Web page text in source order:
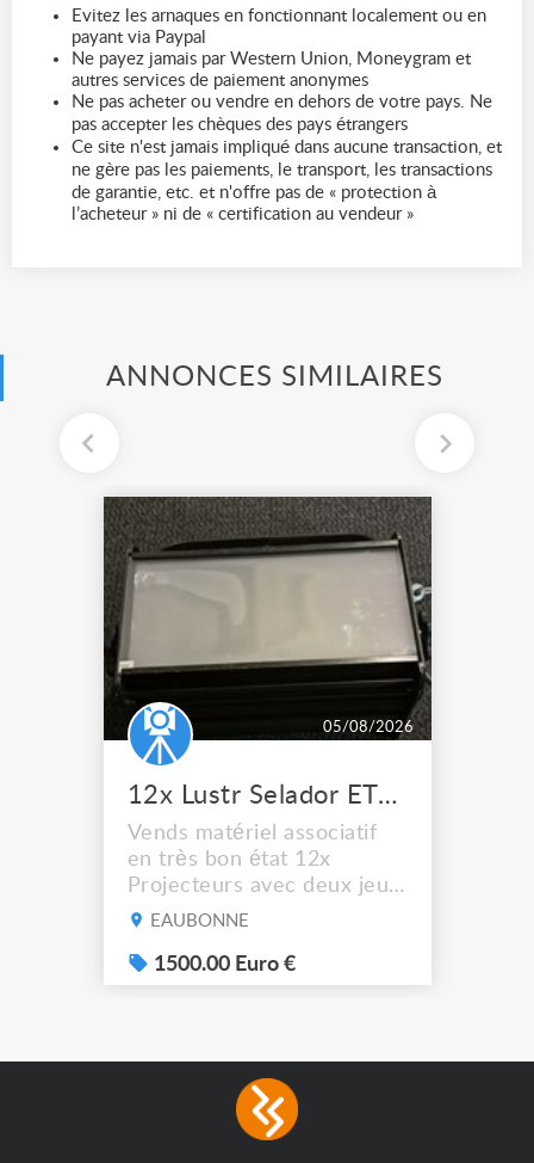
Evitez les arnaques en fonctionnant localement ou en
payant via Paypal
Ne payez jamais par Western Union, Moneygram et
autres services de paiement anonymes
Ne pas acheter ou vendre en dehors de votre pays. Ne
pas accepter les chèques des pays étrangers
Ce site n'est jamais impliqué dans aucune transaction, et
ne gère pas les paiements, le transport, les transactions
de garantie, etc. et n'offre pas de « protection à
l’acheteur » ni de « certification au vendeur »
ANNONCES SIMILAIRES
05/08/2026
12x Lustr Selador ETC Led 7x colors filtres
Vends matériel associatif
en très bon état 12x
Projecteurs avec deux jeux
de filtre filtre Lustr Selador
system – seven colour
LEDs providing the
with low power
consumption The
EAUBONNE
1500.00 Euro €